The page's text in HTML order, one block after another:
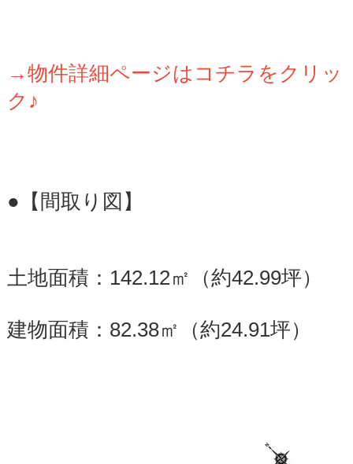
→物件詳細ページはコチラをクリッ
ク♪
●【間取り図】
土地面積：142.12㎡（約42.99坪）
建物面積：82.38㎡（約24.91坪）